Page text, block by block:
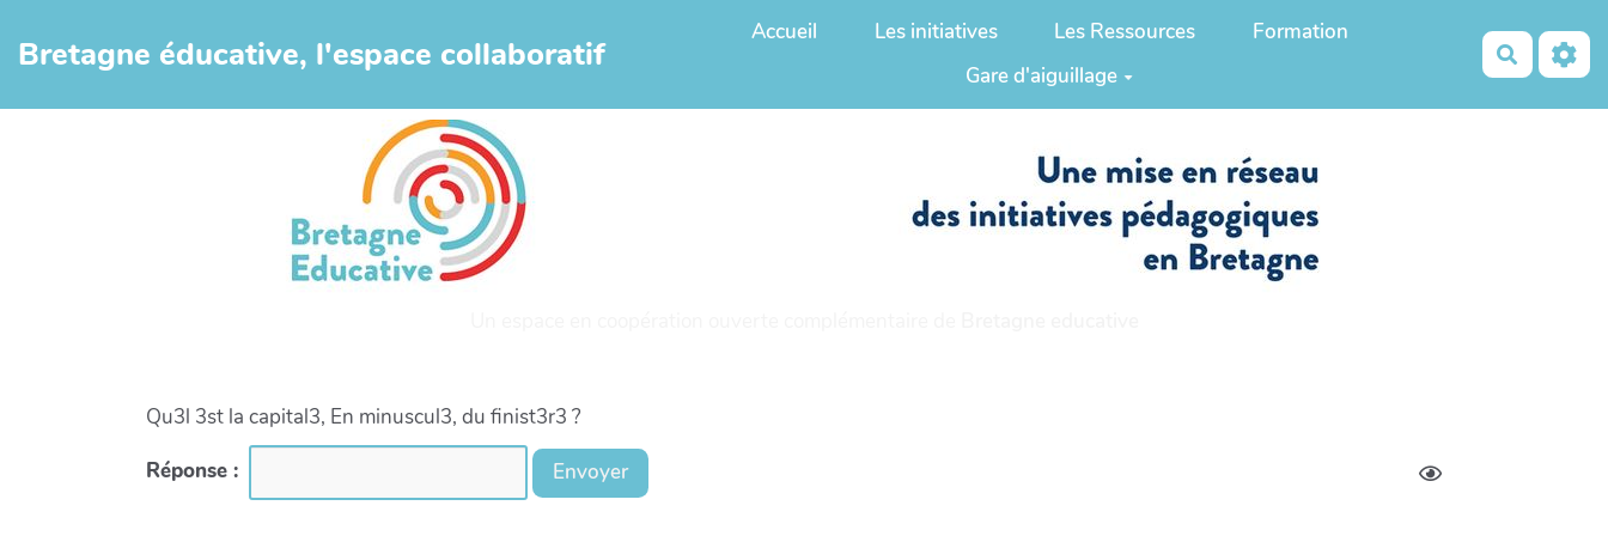
Bretagne éducative, l'espace collaboratif
Accueil Les initiatives Les Ressources
Formation
Gare d'aiguillage
Qu3l 3st la capital3, En minuscul3, du finist3r3 ?
Réponse :
Envoyer